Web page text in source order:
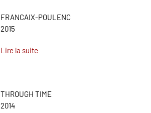
FRANCAIX-POULENC
2015
Lire la suite
THROUGH TIME
2014